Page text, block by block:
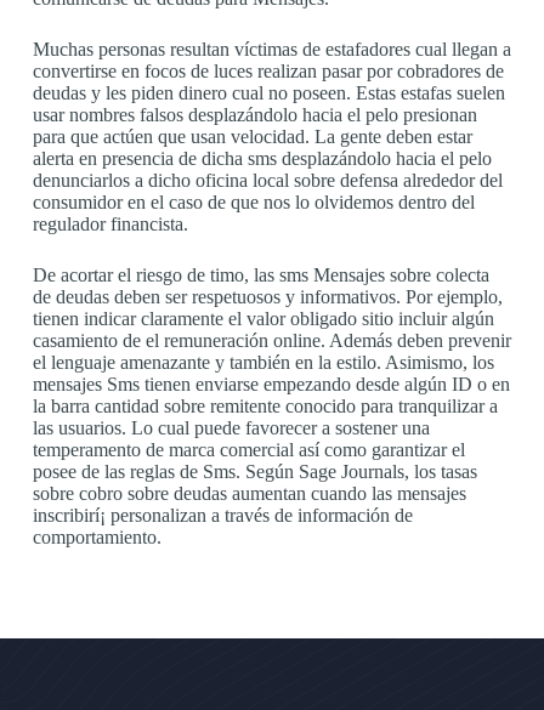
Muchas personas resultan víctimas de estafadores cual llegan a
convertirse en focos de luces realizan pasar por cobradores de
deudas y les piden dinero cual no poseen. Estas estafas suelen
usar nombres falsos desplazándolo hacia el pelo presionan
para que actúen que usan velocidad. La gente deben estar
alerta en presencia de dicha sms desplazándolo hacia el pelo
denunciarlos a dicho oficina local sobre defensa alrededor del
consumidor en el caso de que nos lo olvidemos dentro del
regulador financista.
De acortar el riesgo de timo, las sms Mensajes sobre colecta
de deudas deben ser respetuosos y informativos. Por ejemplo,
tienen indicar claramente el valor obligado sitio incluir algún
casamiento de el remuneración online. Además deben prevenir
el lenguaje amenazante y también en la estilo. Asimismo, los
mensajes Sms tienen enviarse empezando desde algún ID o en
la barra cantidad sobre remitente conocido para tranquilizar a
las usuarios. Lo cual puede favorecer a sostener una
temperamento de marca comercial así­ como garantizar el
posee de las reglas de Sms. Según Sage Journals, los tasas
sobre cobro sobre deudas aumentan cuando las mensajes
inscribirí¡ personalizan a través de información de
comportamiento.